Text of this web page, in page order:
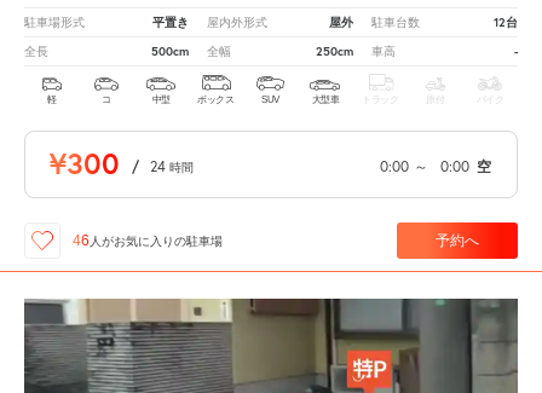
駐車場形式 平置き 屋内外形式 屋外 駐車台数 12台
全長 500cm 全幅 250cm 車高 -
軽 コ 中型 ボックス SUV 大型車 トラック 原付 バイク
¥300 / 24 時間 0:00 ～ 0:00 空
46 人がお気に入りの駐車場 予約へ